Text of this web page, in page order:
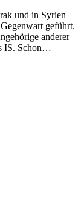
und in Syrien
geführt.
anderer
IS. Schon…